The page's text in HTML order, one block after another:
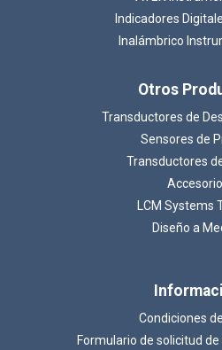
Indicadores
Inalámbrico
Otros
Transductores de
Sensores de
Transductores
LCM Systems
Diseño a
Condiciones
Formulario de solicitud